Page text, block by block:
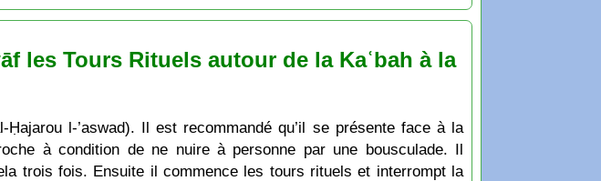
les Tours Rituels autour de la Kaʿbah à la
l-’aswad). Il est recommandé qu’il se présente face à la
à condition de ne nuire à personne par une bousculade. Il
trois fois. Ensuite il commence les tours rituels et interrompt la